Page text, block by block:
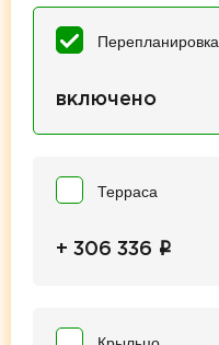
Перепланировка
включено
Терраса
+ 306 336 i